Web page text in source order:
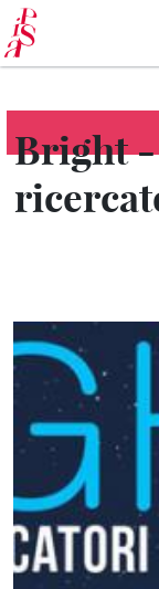
Salta
al
contenuto
principale
Bright